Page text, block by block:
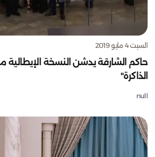
السبت 4 مايو 2019
حاكم الشارقة يدشن النسخة
الذاكرة"
null